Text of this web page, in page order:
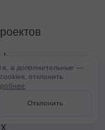
а дополнительные —
отклонить
Отклонить